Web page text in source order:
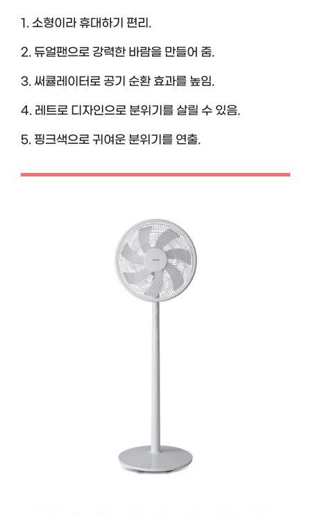
1. 소형이라 휴대하기 편리.
2. 듀얼팬으로 강력한 바람을 만들어 줌.
3. 써큘레이터로 공기 순환 효과를 높임.
4. 레트로 디자인으로 분위기를 살릴 수 있음.
5. 핑크색으로 귀여운 분위기를 연출.